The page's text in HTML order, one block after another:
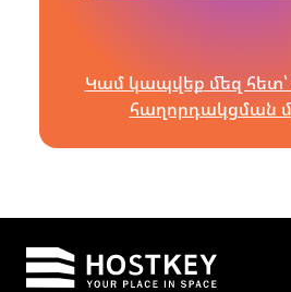
Կամ կապվեք մեզ
հաղորդակցման